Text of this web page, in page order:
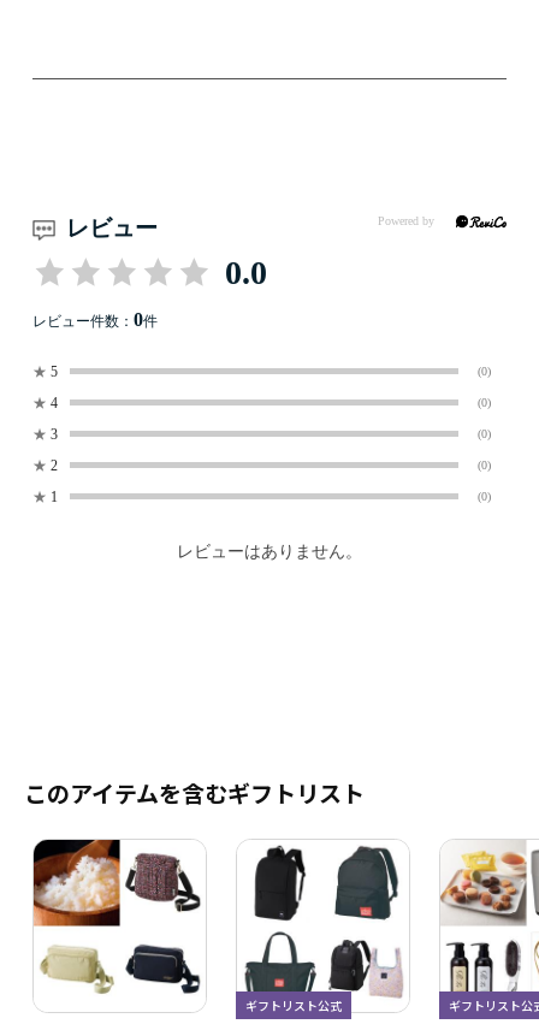
レビュー
0.0
レビュー件数： 0件
★ 5 (0)
★ 4 (0)
★ 3 (0)
★ 2 (0)
★ 1 (0)
レビューはありません。
このアイテムを含むギフトリスト
ギフトリスト公式 ギフトリスト公